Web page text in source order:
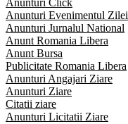
Anunturi Click
Anunturi Evenimentul Zilei
Anunturi Jurnalul National
Anunt Romania Libera
Anunt Bursa
Publicitate Romania Libera
Anunturi Angajari Ziare
Anunturi Ziare
Citatii ziare
Anunturi Licitatii Ziare